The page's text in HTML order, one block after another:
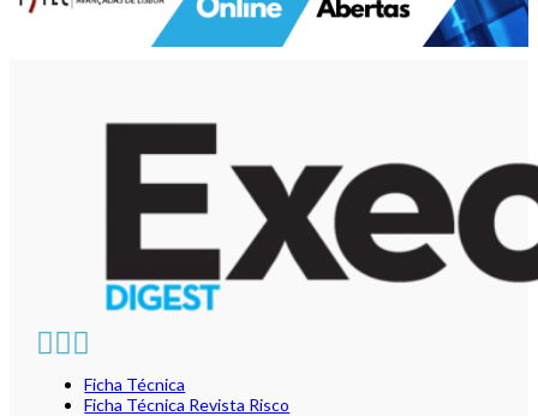
Ficha Técnica
Ficha Técnica Revista Risco